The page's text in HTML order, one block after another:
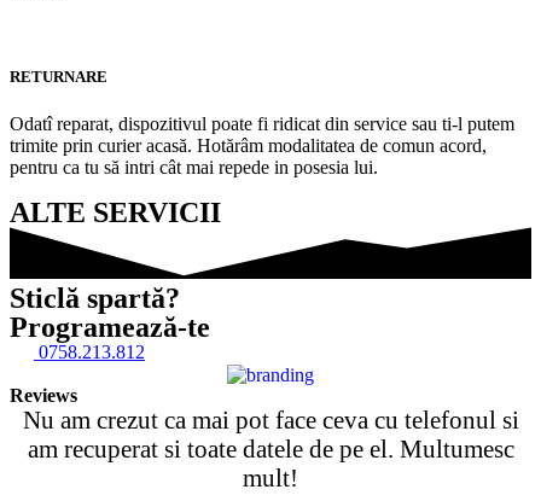
RETURNARE
Odatî reparat, dispozitivul poate fi ridicat din service sau ti-l putem
trimite prin curier acasă. Hotărâm modalitatea de comun acord,
pentru ca tu să intri cât mai repede in posesia lui.
ALTE SERVICII
Sticlă spartă?
Programează-te
0758.213.812
Reviews
Nu am crezut ca mai pot face ceva cu telefonul si
am recuperat si toate datele de pe el. Multumesc
mult!